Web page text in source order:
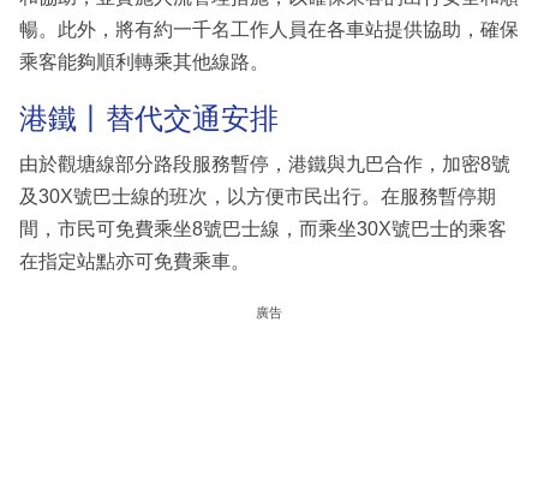
暢。此外，將有約一千名工作人員在各車站提供協助，確保
乘客能夠順利轉乘其他線路。
港鐵丨替代交通安排
由於觀塘線部分路段服務暫停，港鐵與九巴合作，加密8號
及30X號巴士線的班次，以方便市民出行。在服務暫停期
間，市民可免費乘坐8號巴士線，而乘坐30X號巴士的乘客
在指定站點亦可免費乘車。
廣告